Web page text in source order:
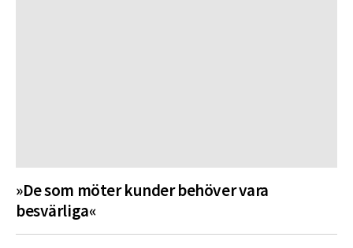
»De som möter kunder behöver vara
besvärliga«